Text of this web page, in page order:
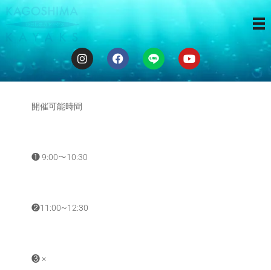
ゆるカヤ体験
❶❷
開催可能時間
❶ 9:00〜10:30
❷11:00~12:30
❸ ×